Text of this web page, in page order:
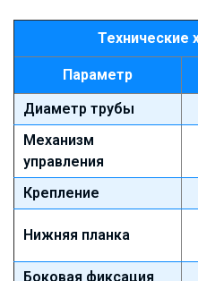
Технические
Параметр
Диаметр трубы
Механизм
управления
Крепление
Нижняя планка
Боковая фиксация